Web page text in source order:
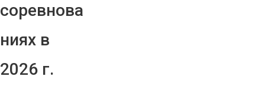
соревнова
ниях в
2026 г.